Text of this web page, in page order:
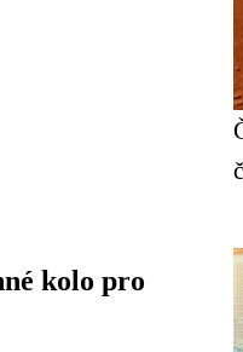
kolo pro